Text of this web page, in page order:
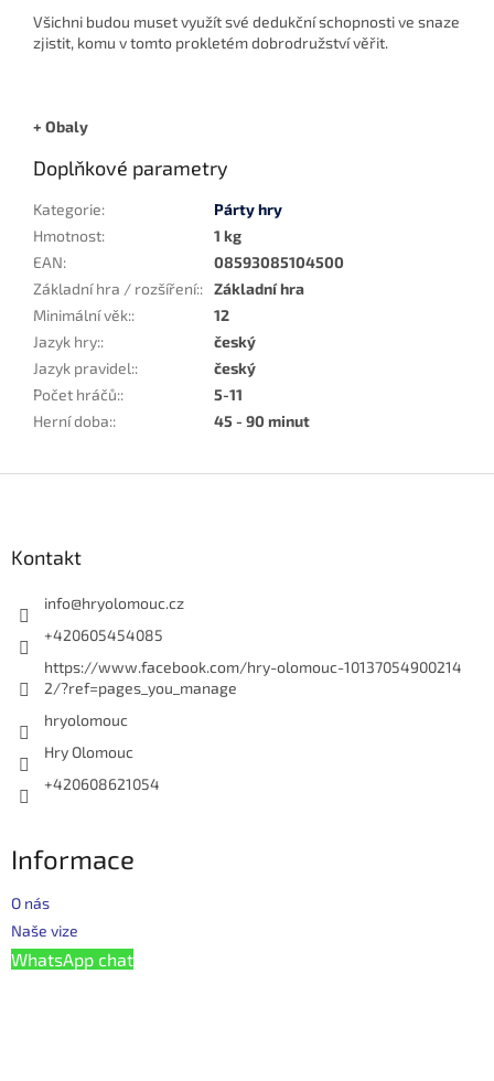
Všichni budou muset využít své dedukční schopnosti ve snaze
zjistit, komu v tomto prokletém dobrodružství věřit.
+ Obaly
Doplňkové parametry
Kategorie:
Párty hry
Hmotnost:
1 kg
EAN:
08593085104500
Základní hra / rozšíření:: Základní hra
Minimální věk::
12
Jazyk hry::
český
Jazyk pravidel::
český
Počet hráčů::
5-11
Herní doba:: 45 - 90 minut
Kontakt
info@hryolomouc.cz
+420605454085
https://www.facebook.com/hry-olomouc-10137054900214
2/?ref=pages_you_manage
hryolomouc
Hry Olomouc
+420608621054
Informace
O nás
Naše vize
WhatsApp chat